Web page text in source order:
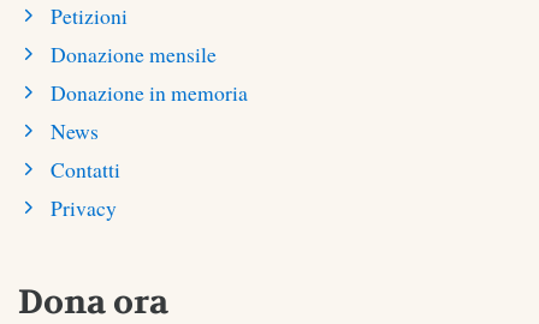
Petizioni
Donazione mensile
Donazione in memoria
News
Contatti
Privacy
Dona ora